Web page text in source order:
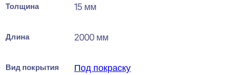
Толщина 15 мм
Длина 2000 мм
Вид покрытия Под покраску